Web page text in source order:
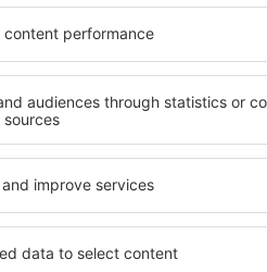
aveți garanţia că
fără a fi nevoie să
de cazare.
La Plagne și vă veţi